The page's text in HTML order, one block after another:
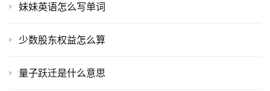
妹妹英语怎么写单词
少数股东权益怎么算
量子跃迁是什么意思